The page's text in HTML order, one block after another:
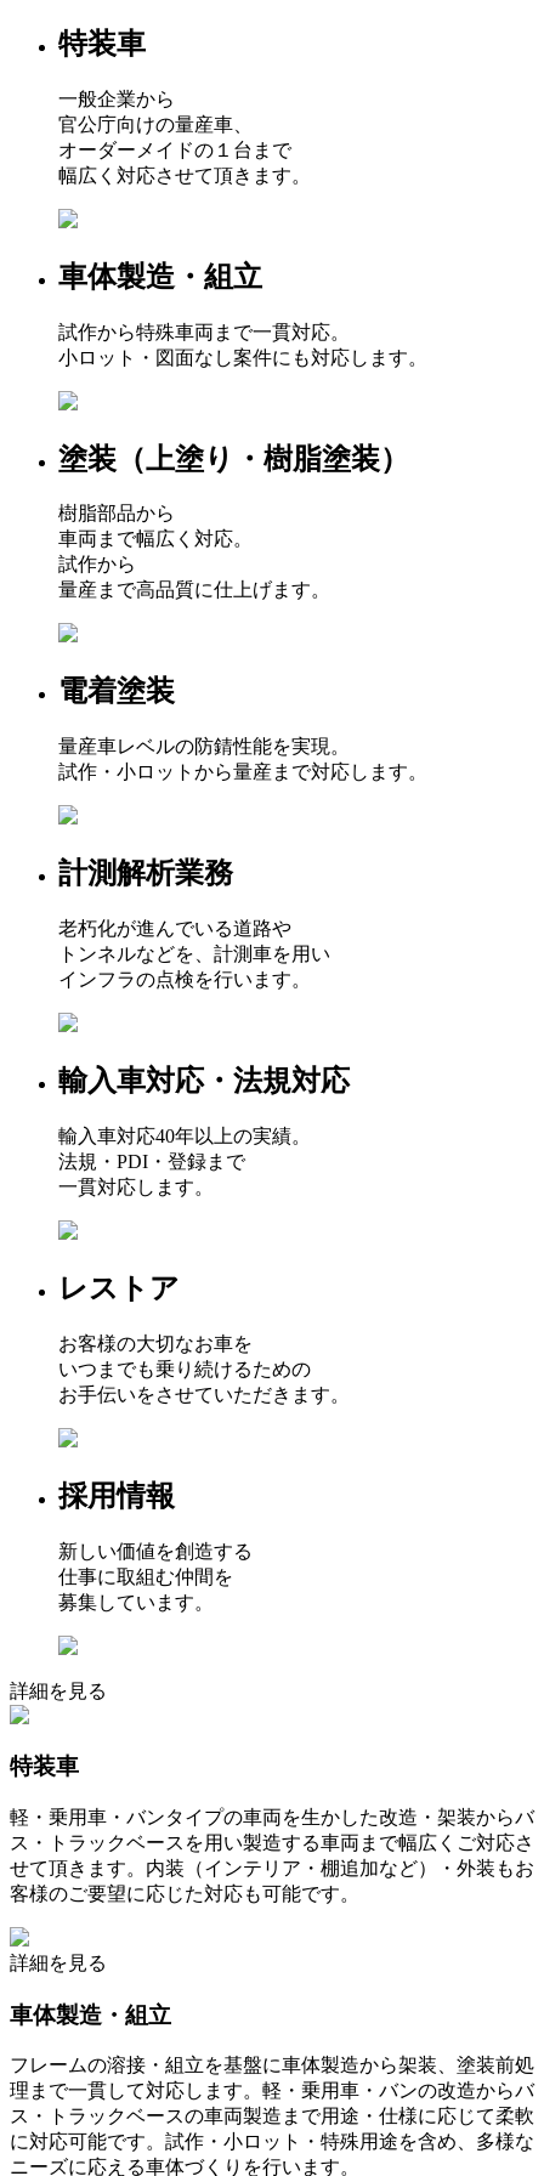
特装車
一般企業から
官公庁向けの量産車、
オーダーメイドの１台まで
幅広く対応させて頂きます。
車体製造・組立
試作から特殊車両まで一貫対応。
小ロット・図面なし案件にも対応します。
塗装（上塗り・樹脂塗装）
樹脂部品から
車両まで幅広く対応。
試作から
量産まで高品質に仕上げます。
電着塗装
量産車レベルの防錆性能を実現。
試作・小ロットから量産まで対応します。
計測解析業務
老朽化が進んでいる道路や
トンネルなどを、計測車を用い
インフラの点検を行います。
輸入車対応・法規対応
輸入車対応40年以上の実績。
法規・PDI・登録まで
一貫対応します。
レストア
お客様の大切なお車を
いつまでも乗り続けるための
お手伝いをさせていただきます。
採用情報
新しい価値を創造する
仕事に取組む仲間を
募集しています。
詳細を見る
特装車
軽・乗用車・バンタイプの車両を生かした改造・架装からバ
ス・トラックベースを用い製造する車両まで幅広くご対応さ
せて頂きます。内装（インテリア・棚追加など）・外装もお
客様のご要望に応じた対応も可能です。
詳細を見る
車体製造・組立
フレームの溶接・組立を基盤に車体製造から架装、塗装前処
理まで一貫して対応します。軽・乗用車・バンの改造からバ
ス・トラックベースの車両製造まで用途・仕様に応じて柔軟
に対応可能です。試作・小ロット・特殊用途を含め、多様な
ニーズに応える車体づくりを行います。